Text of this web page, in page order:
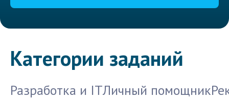
Категории заданий
Разработка и ITЛичный помощник